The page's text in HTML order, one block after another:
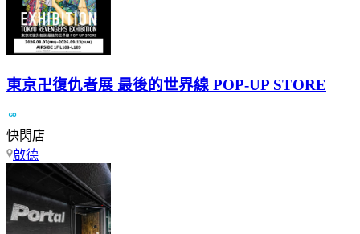
東京卍復仇者展 最後的世界線 POP-UP STORE
快閃店
啟德